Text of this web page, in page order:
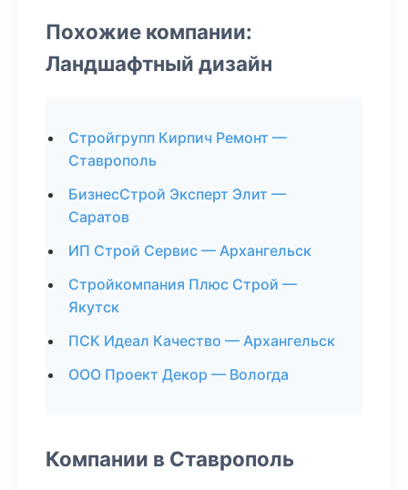
Похожие компании:
Ландшафтный дизайн
Стройгрупп Кирпич Ремонт —
Ставрополь
БизнесСтрой Эксперт Элит —
Саратов
ИП Строй Сервис — Архангельск
Стройкомпания Плюс Строй —
Якутск
ПСК Идеал Качество — Архангельск
ООО Проект Декор — Вологда
Компании в Ставрополь